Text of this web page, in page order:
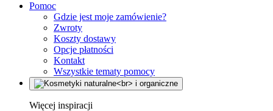
Pomoc
Gdzie jest moje zamówienie?
Zwroty
Koszty dostawy
Opcje płatności
Kontakt
Wszystkie tematy pomocy
Więcej inspiracji